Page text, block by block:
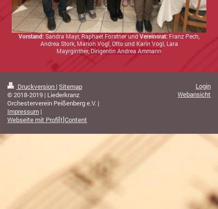
Vorstand: Sandra Mayr, Raphael Forstner und Vereinsrat: Franz Pech,
Andrea Stork, Marion Vogl, Otto und Karin Vogl, Lara
Mayrginther, Dirigentin Andrea Ammann
Druckversion | Sitemap
© 2018-2019 | Liederkranz
Orchesterverein Peißenberg e.V. |
Impressum |
Webseite mit Profi[t]Content
Login
Webansicht